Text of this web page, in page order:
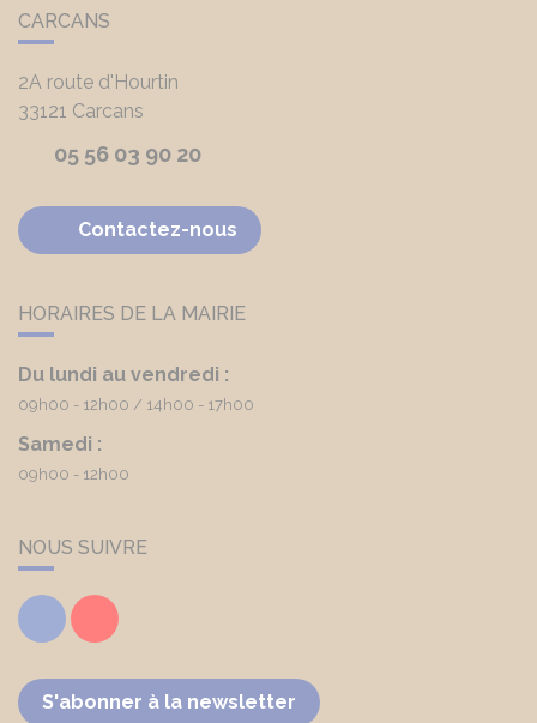
CARCANS
2A route d'Hourtin
33121 Carcans
05 56 03 90 20
Contactez-nous
HORAIRES DE LA MAIRIE
Du lundi au vendredi :
09h00 - 12h00 14h00 - 17h00
Samedi :
09h00 - 12h00
NOUS SUIVRE
FacebookYoutube
S'abonner à la newsletter